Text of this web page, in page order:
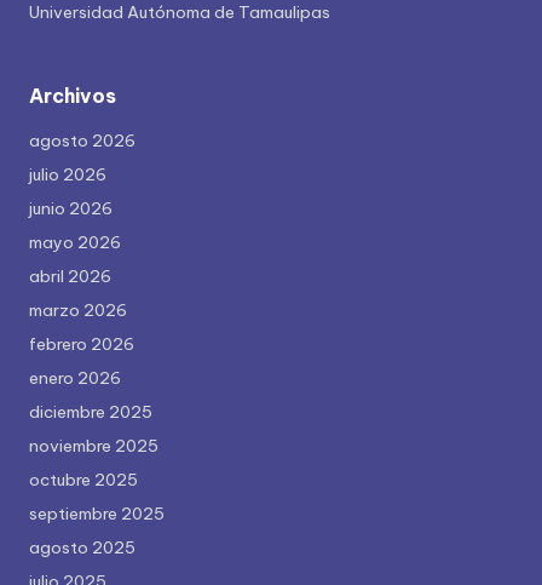
Universidad Autónoma de Tamaulipas
Archivos
agosto 2026
julio 2026
junio 2026
mayo 2026
abril 2026
marzo 2026
febrero 2026
enero 2026
diciembre 2025
noviembre 2025
octubre 2025
septiembre 2025
agosto 2025